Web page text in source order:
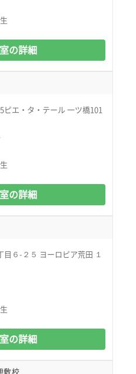
の詳細
ピエ・タ・テール 一ツ橋101
の詳細
６-２５ ヨーロピア荒田 １
の詳細
敷校